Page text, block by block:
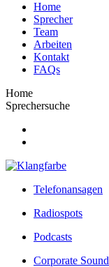
Home
Sprecher
Team
Arbeiten
Kontakt
FAQs
Home
Sprechersuche
Telefonansagen
Radiospots
Podcasts
Corporate Sound